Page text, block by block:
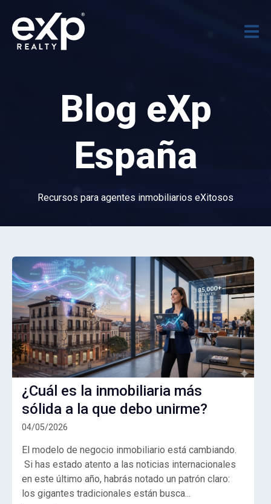
Blog eXp
España
Recursos para agentes inmobiliarios eXitosos
¿Cuál es la inmobiliaria más
sólida a la que debo unirme?
04/05/2026
El modelo de negocio inmobiliario está cambiando.
Si has estado atento a las noticias internacionales
en este último año, habrás notado un patrón claro:
los gigantes tradicionales están busca...